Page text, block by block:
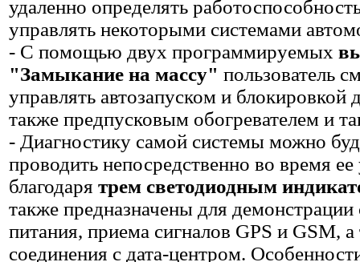
удаленно определять
управлять некоторыми системами
- С помощью двух программируемых
"Замыкание на массу" пользователь
управлять автозапуском и блокировкой
также предпусковым обогревателем и
- Диагностику самой системы можно
проводить непосредственно во время ее
благодаря трем светодиодным
также предназначены для демонстрации
питания, приема сигналов GPS и GSM, а
соединения с дата-центром.